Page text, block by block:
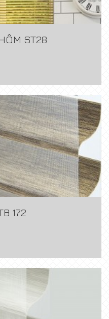
ST28
172